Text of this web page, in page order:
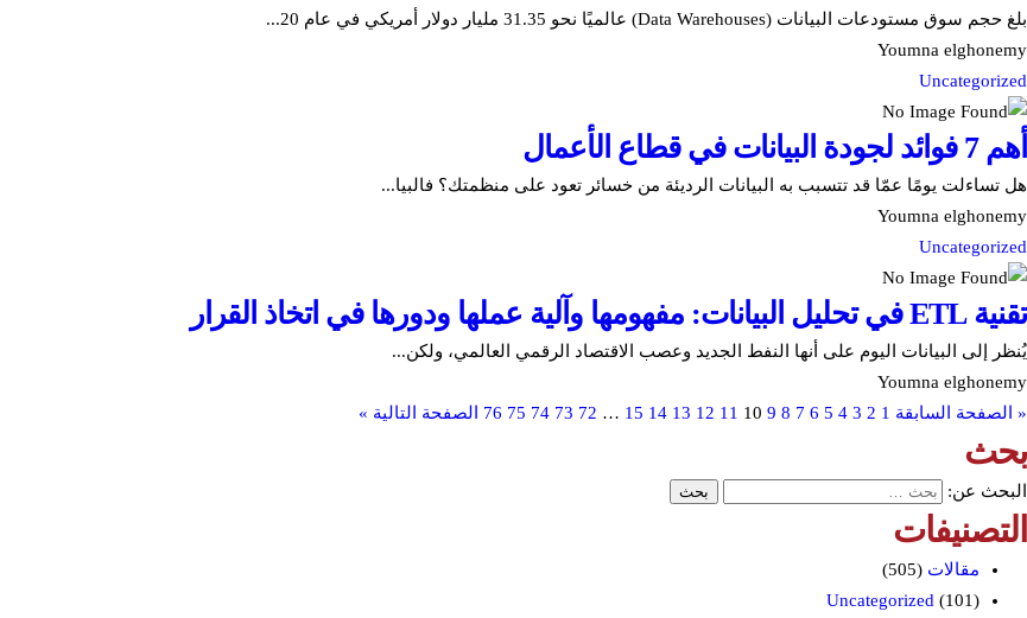
بلغ حجم سوق مستودعات البيانات (Data Warehouses) عالميًا نحو 31.35 مليار دولار أمريكي في عام 20...
Youmna elghonemy
Uncategorized
أهم 7 فوائد لجودة البيانات في قطاع الأعمال
هل تساءلت يومًا عمّا قد تتسبب به البيانات الرديئة من خسائر تعود على منظمتك؟ فالبيا...
Youmna elghonemy
Uncategorized
تقنية ETL في تحليل البيانات: مفهومها وآلية عملها ودورها في اتخاذ القرار
يُنظر إلى البيانات اليوم على أنها النفط الجديد وعصب الاقتصاد الرقمي العالمي، ولكن...
Youmna elghonemy
« الصفحة السابقة 1
2
3
4
5
6
7
8
9
10
11
12
13
14
15
…
72
73
74
75
76 الصفحة التالية »
بحث
البحث عن:
التصنيفات
مقالات (505)
Uncategorized (101)